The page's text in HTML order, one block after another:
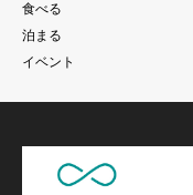
食べる
泊まる
イベント